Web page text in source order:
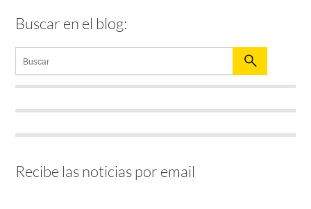
Buscar en el blog:
Recibe las noticias por email